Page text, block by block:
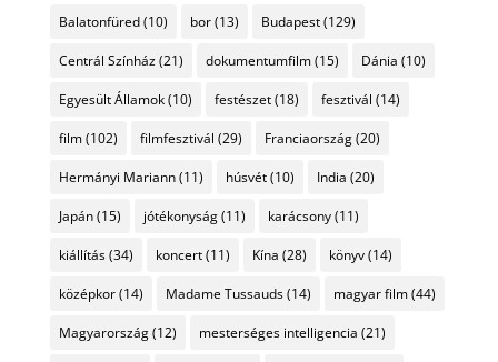
Balatonfüred(10) bor(13) Budapest(129)
Centrál Színház(21) dokumentumfilm(15) Dánia (10)
Egyesült Államok(10) festészet(18) fesztivál (14)
film(102) filmfesztivál (29) Franciaország(20)
Hermányi Mariann(11) húsvét(10) India (20)
Japán(15) jótékonyság(11) karácsony(11)
kiállítás(34) koncert(11) Kína (28) könyv(14)
középkor(14) Madame Tussauds(14) magyar film(44)
Magyarország(12) mesterséges intelligencia (21)